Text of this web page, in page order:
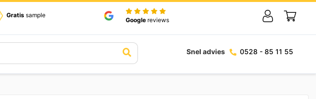
Gratis sample
Google reviews
Snel advies 0528 - 85 11 55